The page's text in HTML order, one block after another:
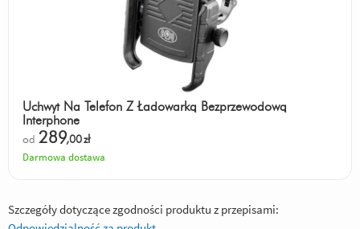
Uchwyt Na Telefon Z Ładowarką Bezprzewodową
Interphone
od 289,00zł
Darmowa dostawa
Szczegóły dotyczące zgodności produktu z przepisami: